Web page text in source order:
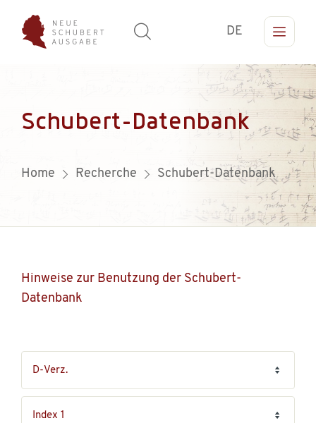
DE
Schubert-Datenbank
Home Recherche Schubert-Datenbank
Hinweise zur Benutzung der Schubert-
Datenbank